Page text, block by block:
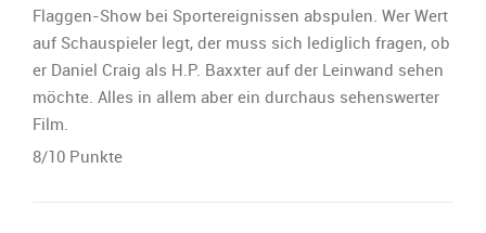
Flaggen-Show bei Sportereignissen abspulen. Wer Wert
auf Schauspieler legt, der muss sich lediglich fragen, ob
er Daniel Craig als H.P. Baxxter auf der Leinwand sehen
möchte. Alles in allem aber ein durchaus sehenswerter
Film.
8/10 Punkte